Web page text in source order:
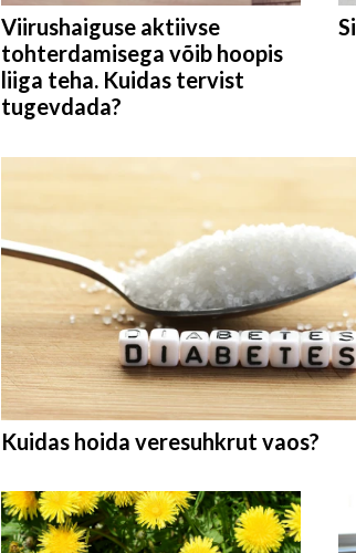
Viirushaiguse aktiivse
tohterdamisega võib hoopis
liiga teha. Kuidas tervist
tugevdada?
Kuidas hoida veresuhkrut vaos?